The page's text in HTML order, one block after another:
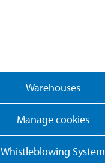
Warehouses
Manage cookies
Whistleblowing System